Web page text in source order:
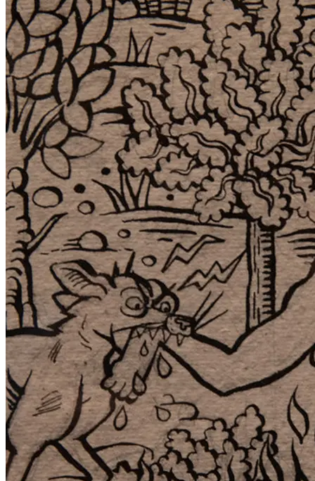
Das Herzstück der Gemäldegalerie der Akademie der bildenden
Künste Wien ist der dreiteilige Altar mit der Darstellung des
Jüngsten Gerichts von Hieronymus Bosch (um 1450/55–1516).
In der Ausstellungsreihe Korrespondenzen werden Verbindungen
zwischen diesem und Werken andere Künstler_innen hergestellt.
In der Gegenüberstellung mit unterschiedlichsten künstlerischen
Arbeiten können die Besucher_innen immer wieder neue
Facetten von Boschs 500 Jahre altem Meisterwerk entdecken.
Die Werke der 1986 in Sastres (Frankreich) geborenen Künstlerin
Agathe Pitié sind singulär und unverkennbar. Während aktuelle
Kunst die große Geste schätzt, arbeitet Pitié an Details; während
die Gegenwart minimalen Interventionen viel Raum gibt,
bearbeitet Pitié ihre Blätter so dicht, dass sie uns ständig kognitiv
überfordern; während viele Zeichner_innen ihren persönlichen
Stil wie einen Filter über die Wirklichkeit legen, macht Pitié sich
durchlässig für Formen verschiedenen Ursprungs; Narration ist
ein Grundprinzip ihrer zeichnerischen und malerischen Arbeit und
die formale Anmutung ihrer Werke erinnert an alte Kunst. All dies
und auch, dass sie Bilder lächerlicher Gewalt entwirft, deren
präzise Struktur erst auf den zweiten Blick erkennbar wird,
erinnert an Hieronymus Bosch.
Für jede ihrer großformatigen Zeichnungen macht Pitié ein
virtuelles Casting in ihrem Zeichenbuch, bei dem sie reale und
fiktionale Figuren für verschiedene Rollen in Betracht zieht. Weil
dabei Geschichtsbücher, der Koran oder anthropologische
Studien keine geringere Rolle spielen als Comics oder das
Darknet, trifft in ihrer Apokalypse Stalin auf die Jungfrau Maria
und mittelalterliche Allegorien kämpfen mit Einfällen der
Popkultur.
Die Ausstellung zeigt Werke zu christlichen und mythologischen
Themen und gibt Einblick in den Entstehungsprozess des
Jüngsten Gerichts, das die Künstlerin speziell für die Ausstellung
entwirft. Dabei reagiert sie auf das Werk Boschs und dessen
Struktur, ergänzt um den Stoff unserer Träume und Albträume der
letzten 500 Jahre.